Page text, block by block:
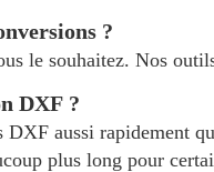
?
le souhaitez. Nos
DXF ?
aussi rapidement
plus long pour